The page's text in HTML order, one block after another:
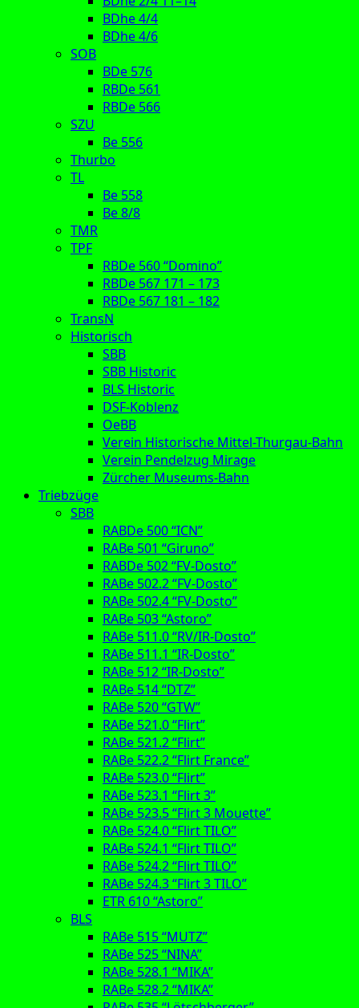
BDhe 4/4
BDhe 4/6
SOB
BDe 576
RBDe 561
RBDe 566
SZU
Be 556
Thurbo
TL
Be 558
Be 8/8
TMR
TPF
RBDe 560 “Domino”
RBDe 567 171 – 173
RBDe 567 181 – 182
TransN
Historisch
SBB
SBB Historic
BLS Historic
DSF-Koblenz
OeBB
Verein Historische Mittel-Thurgau-Bahn
Verein Pendelzug Mirage
Zürcher Museums-Bahn
Triebzüge
SBB
RABDe 500 “ICN”
RABe 501 “Giruno”
RABDe 502 “FV-Dosto”
RABe 502.2 “FV-Dosto”
RABe 502.4 “FV-Dosto”
RABe 503 “Astoro”
RABe 511.0 “RV/IR-Dosto”
RABe 511.1 “IR-Dosto”
RABe 512 “IR-Dosto”
RABe 514 “DTZ”
RABe 520 “GTW”
RABe 521.0 “Flirt”
RABe 521.2 “Flirt”
RABe 522.2 “Flirt France”
RABe 523.0 “Flirt”
RABe 523.1 “Flirt 3”
RABe 523.5 “Flirt 3 Mouette”
RABe 524.0 “Flirt TILO”
RABe 524.1 “Flirt TILO”
RABe 524.2 “Flirt TILO”
RABe 524.3 “Flirt 3 TILO”
ETR 610 “Astoro”
BLS
RABe 515 “MUTZ”
RABe 525 “NINA”
RABe 528.1 “MIKA”
RABe 528.2 “MIKA”